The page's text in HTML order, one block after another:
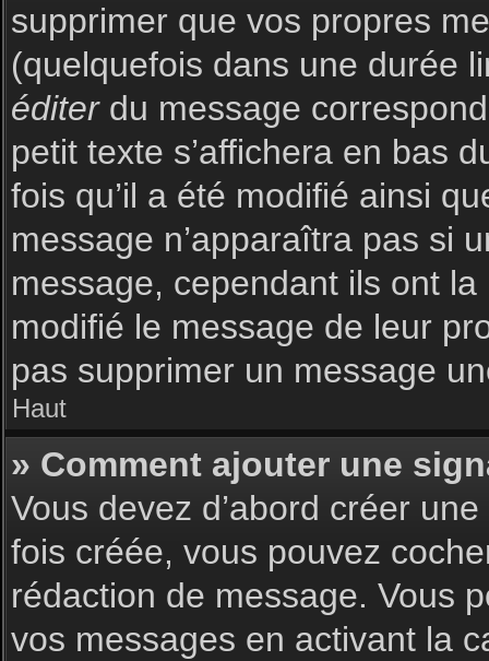
supprimer que vos propres
(quelquefois dans une durée
éditerdu message
petit texte s’affichera en bas
fois qu’il a été modifié ainsi
message n’apparaîtra pas si
message, cependant ils ont
modifié le message de leur
pas supprimer un message
Haut
» Comment ajouter une
Vous devez d’abord créer
fois créée, vous pouvez
rédaction de message. Vous
vos messages en activant la